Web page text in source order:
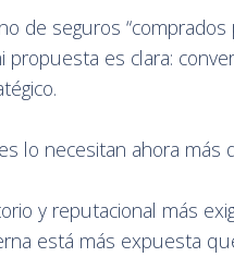
de seguros
propuesta es clara:
lo necesitan ahora más
y reputacional más
está más expuesta